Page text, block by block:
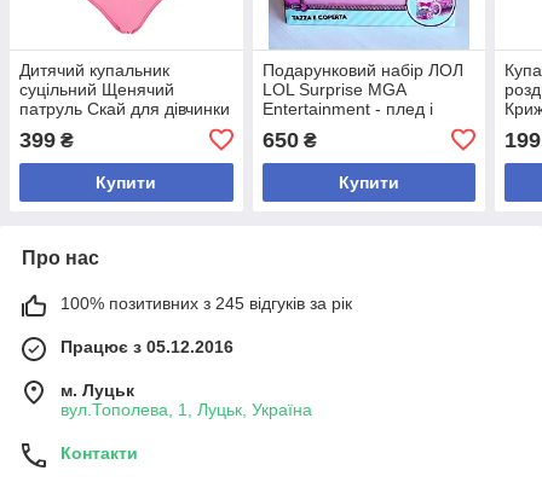
Дитячий купальник
суцільний Щенячий
патруль Скай для дівчинки
399 ₴
Купити
Подарунковий набір ЛОЛ
LOL Surprise MGA
Entertainment - плед і
650₴
Купити
199
Про нас
100% позитивних з 245 відгуків за рік
Працює з 05.12.2016
м. Луцьк
вул.Тополева, 1, Луцьк, Україна
Контакти